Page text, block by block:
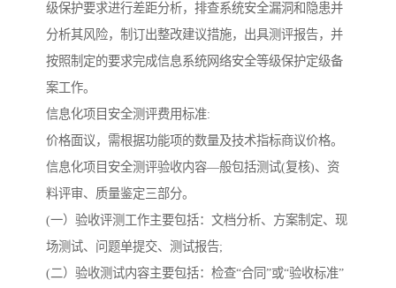
级保护要求进行差距分析，排查系统安全漏洞和隐患并
分析其风险，制订出整改建议措施，出具测评报告，并
按照制定的要求完成信息系统网络安全等级保护定级备
案工作。
信息化项目安全测评费用标准:
价格面议，需根据功能项的数量及技术指标商议价格。
信息化项目安全测评验收内容—般包括测试(复核)、资
料评审、质量鉴定三部分。
(一）验收评测工作主要包括：文档分析、方案制定、现
场测试、问题单提交、测试报告;
(二）验收测试内容主要包括：检查“合同”或“验收标准”